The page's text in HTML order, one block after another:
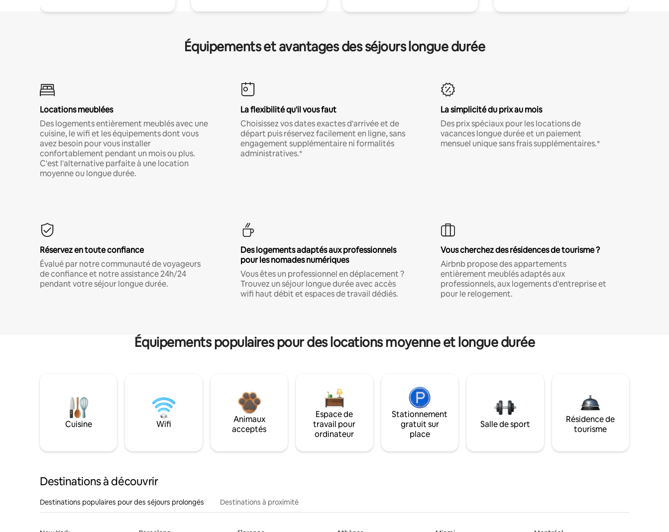
Équipements et avantages des séjours longue durée
Locations meublées
Des logements entièrement meublés avec une
cuisine, le wifi et les équipements dont vous
avez besoin pour vous installer
confortablement pendant un mois ou plus.
C'est l'alternative parfaite à une location
moyenne ou longue durée.
La flexibilité qu'il vous faut
Choisissez vos dates exactes d'arrivée et de
départ puis réservez facilement en ligne, sans
engagement supplémentaire ni formalités
administratives.*
La simplicité du prix au mois
Des prix spéciaux pour les locations de
vacances longue durée et un paiement
mensuel unique sans frais supplémentaires.*
Réservez en toute confiance
Évalué par notre communauté de voyageurs
de confiance et notre assistance 24h/24
pendant votre séjour longue durée.
Des logements adaptés aux professionnels
pour les nomades numériques
Vous êtes un professionnel en déplacement ?
Trouvez un séjour longue durée avec accès
wifi haut débit et espaces de travail dédiés.
Vous cherchez des résidences de tourisme ?
Airbnb propose des appartements
entièrement meublés adaptés aux
professionnels, aux logements d'entreprise et
pour le relogement.
Équipements populaires pour des locations moyenne et longue durée
Cuisine Wifi
Animaux
acceptés
Espace de
travail pour
ordinateur
Stationnement
gratuit sur
place
Salle de sport
Résidence de
tourisme
Destinations à découvrir
Destinations populaires pour des séjours prolongés Destinations à proximité